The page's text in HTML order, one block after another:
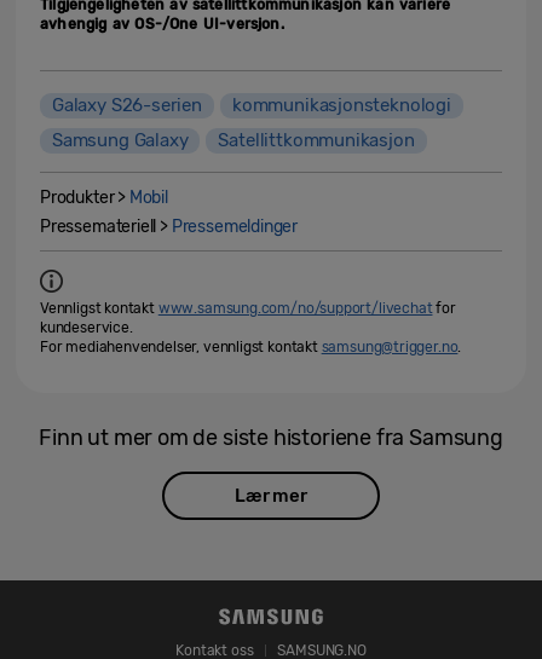
Tilgjengeligheten av satellittkommunikasjon kan variere
avhengig av OS-/One UI-versjon.
Galaxy S26-serien
kommunikasjonsteknologi
Samsung Galaxy
Satellittkommunikasjon
Produkter > Mobil
Pressemateriell > Pressemeldinger
Vennligst kontakt www.samsung.com/no/support/livechatfor
kundeservice.
For mediahenvendelser, vennligst kontakt samsung@trigger.no.
Finn ut mer om de siste historiene fra Samsung
Lær mer
Kontakt oss SAMSUNG.NO